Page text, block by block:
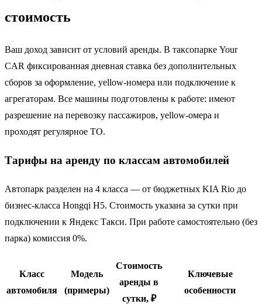
стоимость
Ваш доход зависит от условий аренды. В таксопарке Your
CAR фиксированная дневная ставка без дополнительных
сборов за оформление, yellow-номера или подключение к
агрегаторам. Все машины подготовлены к работе: имеют
разрешение на перевозку пассажиров, yellow-омера и
проходят регулярное ТО.
Тарифы на аренду по классам автомобилей
Автопарк разделен на 4 класса — от бюджетных KIA Rio до
бизнес-класса Hongqi H5. Стоимость указана за сутки при
подключении к Яндекс Такси. При работе самостоятельно (без
парка) комиссия 0%.
Класс
автомобиля
Модель
(примеры)
Стоимость
аренды в
сутки, ₽
Ключевые
особенности